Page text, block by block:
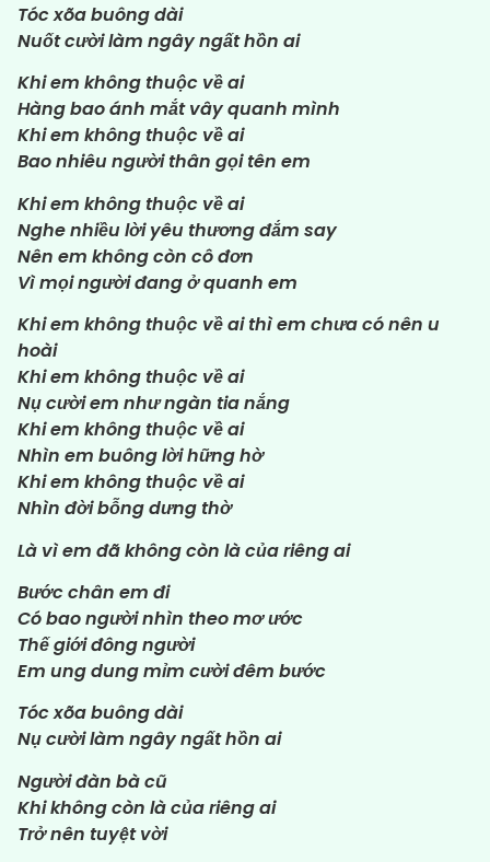
Tóc xõa buông dài
Nuốt cười làm ngây ngất hồn ai
Khi em không thuộc về ai
Hàng bao ánh mắt vây quanh mình
Khi em không thuộc về ai
Bao nhiêu người thân gọi tên em
Khi em không thuộc về ai
Nghe nhiều lời yêu thương đắm say
Nên em không còn cô đơn
Vì mọi người đang ở quanh em
Khi em không thuộc về ai thì em chưa có nên u
hoài
Khi em không thuộc về ai
Nụ cười em như ngàn tia nắng
Khi em không thuộc về ai
Nhìn em buông lời hững hờ
Khi em không thuộc về ai
Nhìn đời bỗng dưng thờ
Là vì em đã không còn là của riêng ai
Bước chân em đi
Có bao người nhìn theo mơ ước
Thế giới đông người
Em ung dung mỉm cười đêm bước
Tóc xõa buông dài
Nụ cười làm ngây ngất hồn ai
Người đàn bà cũ
Khi không còn là của riêng ai
Trở nên tuyệt vời